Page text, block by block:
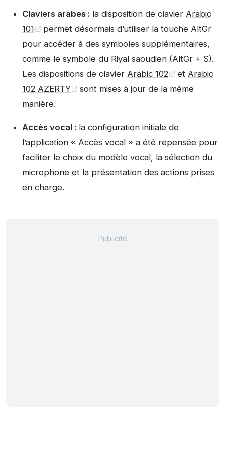
Claviers arabes : la disposition de clavier Arabic
101
permet désormais d’utiliser la touche AltGr
pour accéder à des symboles supplémentaires,
comme le symbole du Riyal saoudien (AltGr + S).
Les dispositions de clavier Arabic 102 et Arabic
102 AZERTY
sont mises à jour de la même
manière.
Accès vocal : la configuration initiale de
l’application « Accès vocal » a été repensée pour
faciliter le choix du modèle vocal, la sélection du
microphone et la présentation des actions prises
en charge.